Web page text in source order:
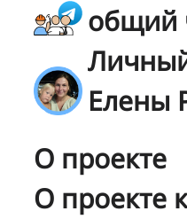
общий
Елены
О проекте
О проекте